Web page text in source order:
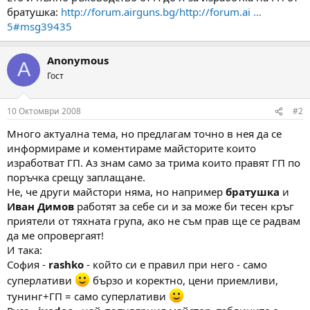
И като решиш да я сглобяваш, се окаже , че ти е невъзможно ,
точно тая "гъбочка " да не можеш да сложиш на мястото и, ....а
и тя къде ли беше? Ама давай , то сигурно и без нея може.
Не е смешно. Опасно е.
Практика е.
Нататък:
части: стоманена шайба, силуминово "буталце" със 4 дупки
ъглошлайф и те се изнизват. Силуминовото буталце има
отвор Ф6 в центъра: в него не нарязва резба М7, а в
"периферията" се правят няколко дупки Ф1,5.
Натиснете за да разшири...
Голяма грешка.
Мнооооооого голяма.
Силуминовото "буталце" е с диаметър , по-малък от вътрешния
на амортисьора и може да доведе до заклинване , което от
своя страна, надиране на вътрешната повърхност.
Ролята на водач ,в оригиналния вариант на амортисьора се
поема от стоманената шайба, която ако си забелязал е с много
висока твърдост и с размер осигуряваш мазно триене меду
периферията и и стената на амортисьора. Именно поради тая
"трудността" на изработването им.
Мога само да БЛАГОДАРЯ на Братушка за споделения опит!
братушка: http://forum.airguns.bg/http://forum.ai ...
5#msg39435
A Anonymous
Гост
10 Октомври 2008 #2
Много актуална тема, но предлагам точно в нея да се
информираме и коментираме майсторите които
изработват ГП. Аз знам само за трима които правят ГП по
поръчка срещу заплащане.
Не, че други майстори няма, но например братушка и
Иван Димов работят за себе си и за може би тесен кръг
приятели от тяхната група, ако не съм прав ще се радвам
да ме опровергаят!
И така:
София - rashko - който си е правил при него - само
суперлативи
бързо и коректно, цени приемливи,
тунинг+ГП = само суперлативи